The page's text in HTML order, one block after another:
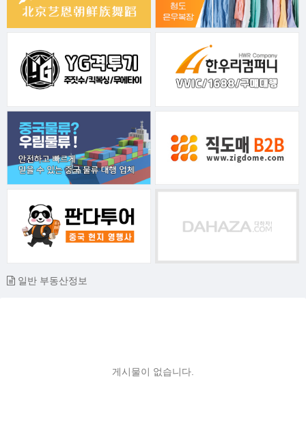
일반 부동산정보
게시물이 없습니다.